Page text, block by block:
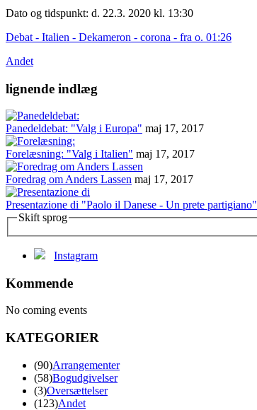
Dato og tidspunkt: d. 22.3. 2020 kl. 13:30
Debat - Italien - Dekameron - corona - fra o. 01:26
Andet
lignende indlæg
Panedeldebat: "Valg i Europa" maj 17, 2017
Forelæsning: "Valg i Italien" maj 17, 2017
Foredrag om Anders Lassen maj 17, 2017
Presentazione di "Paolo il Danese - Un prete partigiano"
Skift sprog
Instagram
Kommende
No coming events
KATEGORIER
(90)Arrangementer
(58)Bogudgivelser
(3)Oversættelser
(123)Andet